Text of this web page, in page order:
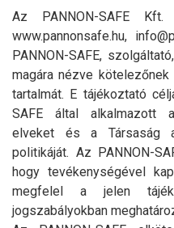
Az PANNON-SAFE
www.pannonsafe.hu,
PANNON-SAFE,
magára nézve
tartalmát. E tájékoztató
SAFE által alkalmazott
elveket és a Társaság
politikáját. Az PANNON-
hogy tevékenységével
megfelel a jelen
jogszabályokban